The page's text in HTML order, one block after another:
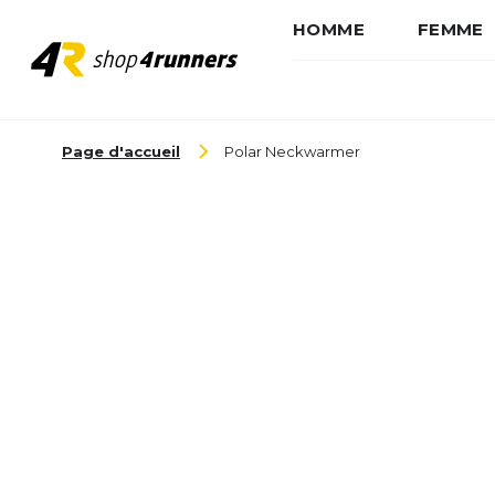
HOMME FEMME
Page d'accueil Polar Neckwarmer